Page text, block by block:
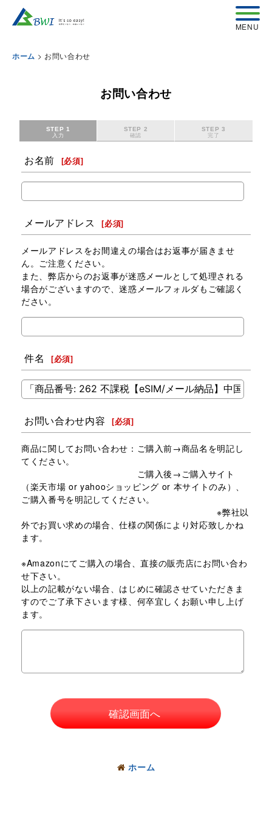
ホーム > お問い合わせ
お問い合わせ
STEP 1
入力
STEP 2
確認
STEP 3
完了
お名前 [必須]
メールアドレス [必須]
メールアドレスをお間違えの場合はお返事が届きませ
ん。ご注意ください。
また、弊店からのお返事が迷惑メールとして処理される
場合がございますので、迷惑メールフォルダもご確認く
ださい。
件名 [必須]
お問い合わせ内容 [必須]
商品に関してお問い合わせ：ご購入前→商品名を明記し
てください。
ご購入後→ご購入サイト
（楽天市場 or yahooショッピング or 本サイトのみ）、
ご購入番号を明記してください。
※弊社以
外でお買い求めの場合、仕様の関係により対応致しかね
ます。
※Amazonにてご購入の場合、直接の販売店にお問い合わ
せ下さい。
以上の記載がない場合、はじめに確認させていただきま
すのでご了承下さいます様、何卒宜しくお願い申し上げ
ます。
確認画面へ
ホーム